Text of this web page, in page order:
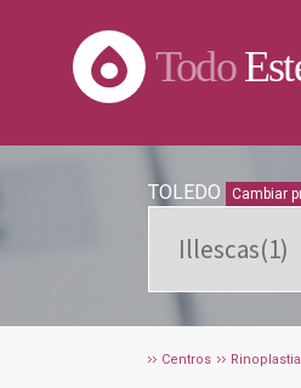
Todo
TOLEDO Cambiar
Centros Rinoplastia